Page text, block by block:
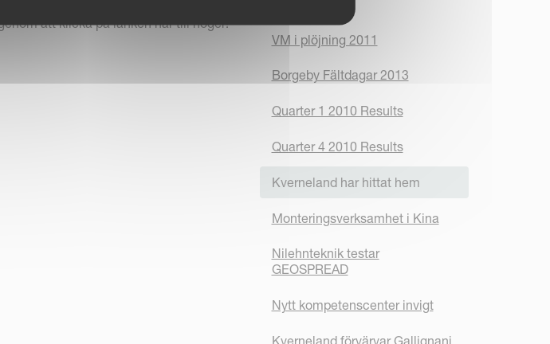
att klicka på länken här till höger!
VM i plöjning 2011
Borgeby Fältdagar 2013
Quarter 1 2010 Results
Quarter 4 2010 Results
Kverneland har hittat hem
Monteringsverksamhet i Kina
Nilehnteknik testar
GEOSPREAD
Nytt kompetenscenter invigt
Kverneland förvärvar Gallignani